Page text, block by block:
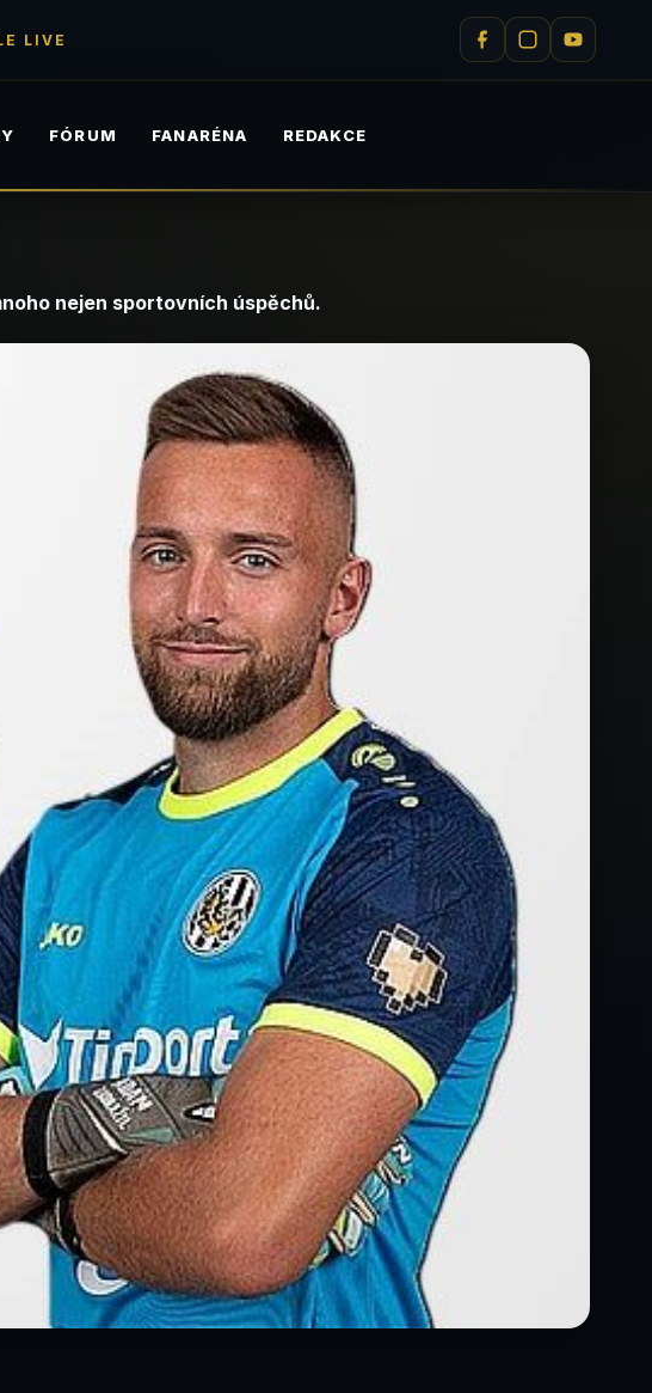
LIVE
FÓRUM FANARÉNA REDAKCE
nejen sportovních úspěchů.